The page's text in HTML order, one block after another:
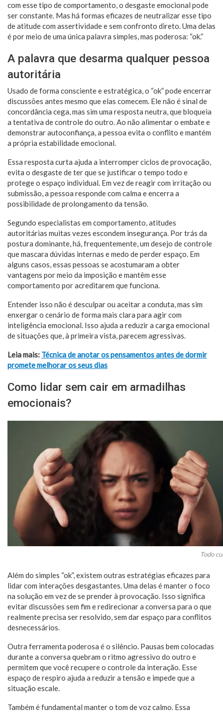
com esse tipo de comportamento, o desgaste emocional pode
ser constante. Mas há formas eficazes de neutralizar esse tipo
de atitude com assertividade e sem confronto direto. Uma delas
é por meio de uma única palavra simples, mas poderosa: “ok.”
A palavra que desarma qualquer pessoa
autoritária
Usado de forma consciente e estratégica, o “ok” pode encerrar
discussões antes mesmo que elas comecem. Ele não é sinal de
concordância cega, mas sim uma resposta neutra, que bloqueia
a tentativa de controle do outro. Ao não alimentar o embate e
demonstrar autoconfiança, a pessoa evita o conflito e mantém
a própria estabilidade emocional.
Essa resposta curta ajuda a interromper ciclos de provocação,
evita o desgaste de ter que se justificar o tempo todo e
protege o espaço individual. Em vez de reagir com irritação ou
submissão, a pessoa responde com calma e encerra a
possibilidade de prolongamento da tensão.
Segundo especialistas em comportamento, atitudes
autoritárias muitas vezes escondem insegurança. Por trás da
postura dominante, há, frequentemente, um desejo de controle
que mascara dúvidas internas e medo de perder espaço. Em
alguns casos, essas pessoas se acostumaram a obter
vantagens por meio da imposição e mantêm esse
comportamento por acreditarem que funciona.
Entender isso não é desculpar ou aceitar a conduta, mas sim
enxergar o cenário de forma mais clara para agir com
inteligência emocional. Isso ajuda a reduzir a carga emocional
de situações que, à primeira vista, parecem agressivas.
Leia mais: Técnica de anotar os pensamentos antes de dormir
promete melhorar os seus dias
Como lidar sem cair em armadilhas
emocionais?
Todo
Além do simples “ok”, existem outras estratégias eficazes para
lidar com interações desgastantes. Uma delas é manter o foco
na solução em vez de se prender à provocação. Isso significa
evitar discussões sem fim e redirecionar a conversa para o que
realmente precisa ser resolvido, sem dar espaço para conflitos
desnecessários.
Outra ferramenta poderosa é o silêncio. Pausas bem colocadas
durante a conversa quebram o ritmo agressivo do outro e
permitem que você recupere o controle da interação. Esse
espaço de respiro ajuda a reduzir a tensão e impede que a
situação escale.
Também é fundamental manter o tom de voz calmo. Essa